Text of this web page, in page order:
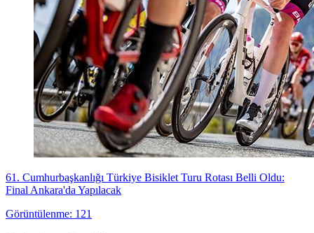
61. Cumhurbaşkanlığı Türkiye Bisiklet Turu Rotası Belli Oldu:
Final Ankara'da Yapılacak
Görüntülenme: 121